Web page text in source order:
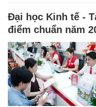
Đại học Kinh tế -
điểm chuẩn năm